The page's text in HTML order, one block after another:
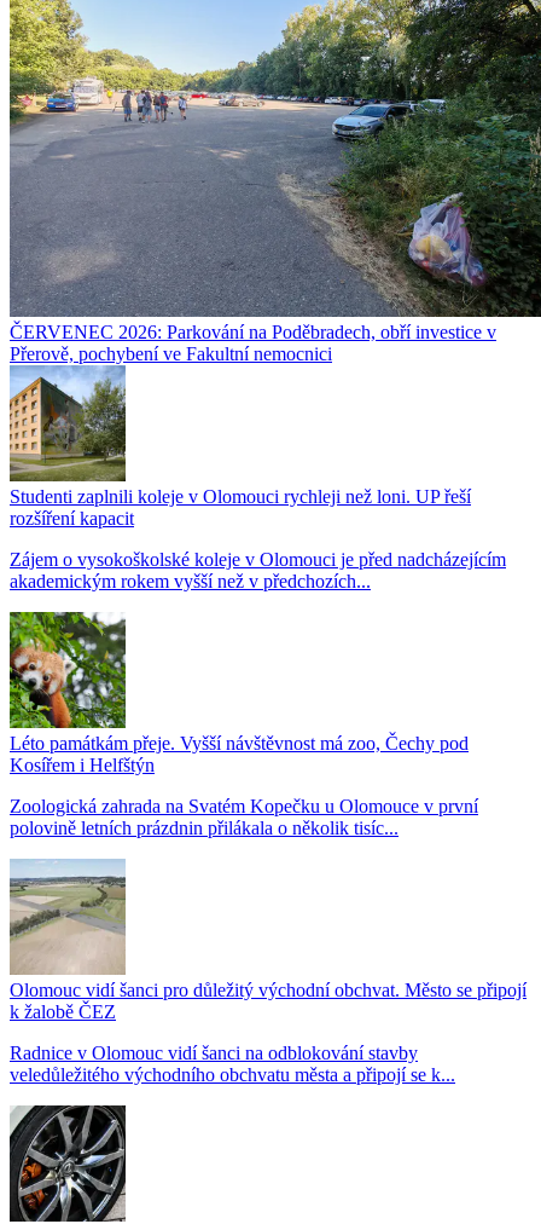
ČERVENEC 2026: Parkování na Poděbradech, obří investice v
Přerově, pochybení ve Fakultní nemocnici
Studenti zaplnili koleje v Olomouci rychleji než loni. UP řeší
rozšíření kapacit
Zájem o vysokoškolské koleje v Olomouci je před nadcházejícím
akademickým rokem vyšší než v předchozích...
Léto památkám přeje. Vyšší návštěvnost má zoo, Čechy pod
Kosířem i Helfštýn
Zoologická zahrada na Svatém Kopečku u Olomouce v první
polovině letních prázdnin přilákala o několik tisíc...
Olomouc vidí šanci pro důležitý východní obchvat. Město se připojí
k žalobě ČEZ
Radnice v Olomouc vidí šanci na odblokování stavby
veledůležitého východního obchvatu města a připojí se k...